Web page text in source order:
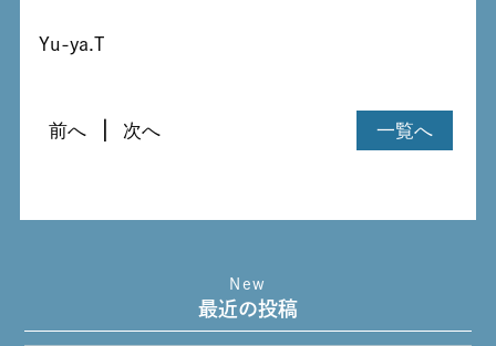
Yu-ya.T
一覧へ
前へ 次へ
New
最近の投稿